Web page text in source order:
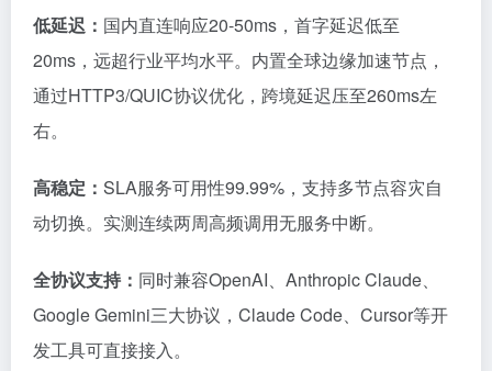
低延迟： 国内直连响应20-50ms，首字延迟低至
20ms，远超行业平均水平。内置全球边缘加速节点，
通过HTTP3/QUIC协议优化，跨境延迟压至260ms左
右。
高稳定： SLA服务可用性99.99%，支持多节点容灾自
动切换。实测连续两周高频调用无服务中断。
全协议支持： 同时兼容OpenAI、Anthropic Claude、
Google Gemini三大协议，Claude Code、Cursor等开
发工具可直接接入。